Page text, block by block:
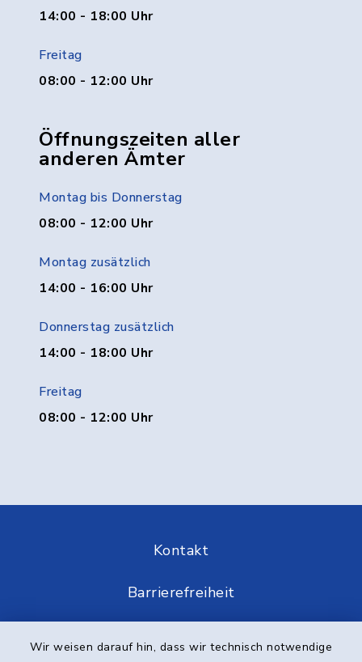
Wir weisen darauf hin, dass wir technisch notwendige
14:00 - 18:00 Uhr
Freitag
08:00 - 12:00 Uhr
Öffnungszeiten aller
anderen Ämter
Montag bis Donnerstag
08:00 - 12:00 Uhr
Montag zusätzlich
14:00 - 16:00 Uhr
Donnerstag zusätzlich
14:00 - 18:00 Uhr
Freitag
08:00 - 12:00 Uhr
Kontakt
Barrierefreiheit